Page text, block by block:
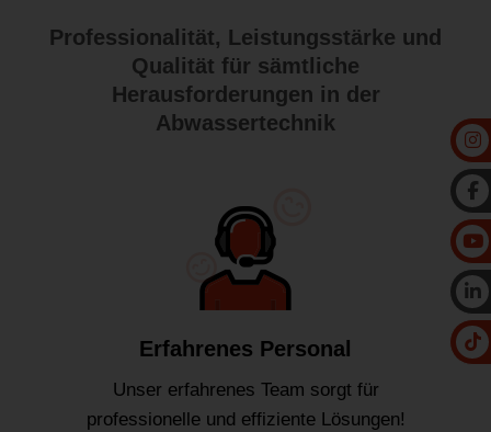
Professionalität, Leistungsstärke und
Qualität für sämtliche
Herausforderungen in der
Abwassertechnik
Erfahrenes Personal
Unser erfahrenes Team sorgt für
professionelle und effiziente Lösungen!